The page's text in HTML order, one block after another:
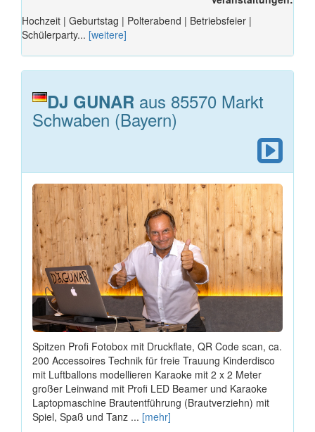
Hochzeit | Geburtstag | Polterabend | Betriebsfeier |
Schülerparty... [weitere]
DJ GUNAR aus 85570 Markt
Schwaben (Bayern)
Spitzen Profi Fotobox mit Druckflate, QR Code scan, ca.
200 Accessoires Technik für freie Trauung Kinderdisco
mit Luftballons modellieren Karaoke mit 2 x 2 Meter
großer Leinwand mit Profi LED Beamer und Karaoke
Laptopmaschine Brautentführung (Brautverziehn) mit
Spiel, Spaß und Tanz ... [mehr]